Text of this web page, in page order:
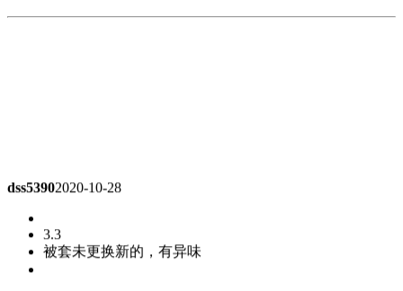
dss53902020-10-28
3.3
被套未更换新的，有异味